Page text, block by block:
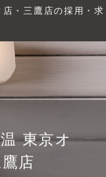
・三鷹店の採用・求
東京オ
店